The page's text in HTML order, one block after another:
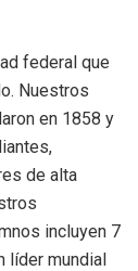
federal que
Nuestros
en 1858 y
de alta
incluyen 7
líder mundial